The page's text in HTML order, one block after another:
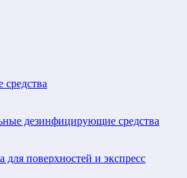
дезинфицирующие средства
для поверхностей и экспресс